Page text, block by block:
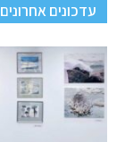
עדכונים אחרונים